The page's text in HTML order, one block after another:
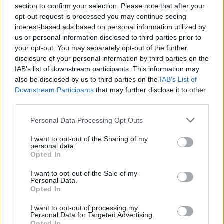
section to confirm your selection. Please note that after your
opt-out request is processed you may continue seeing
interest-based ads based on personal information utilized by
us or personal information disclosed to third parties prior to
your opt-out. You may separately opt-out of the further
disclosure of your personal information by third parties on the
IAB’s list of downstream participants. This information may
also be disclosed by us to third parties on the IAB’s List of
Downstream Participants that may further disclose it to other
Personal Data Processing Opt Outs
I want to opt-out of the Sharing of my
personal data.
Opted In
I want to opt-out of the Sale of my
Personal Data.
Opted In
I want to opt-out of processing my
Personal Data for Targeted Advertising.
137 svar
Senaste inlägget av16vt4m för 17 timmar sedaniProjekt
Vw 1956 oval prosjekt 11 svar
Senaste inlägget avjarleb för 20 timmar sedaniProjekt
Volvo 245 ?Turbo?
Senaste inlägget avMarurb1 onsdag 23:42 iProjekt
Renovering av en Honda Civic Aerodeck
VTi
Senaste inlägget avXebers76 onsdag 20:48
Nyaste forumtrådarna
ID 4 vs XC 40 ?
hybridbilar
Ni som kör HEV eller PHEV ? är ni nöjda?
Senaste inlägget av kaykay för 6 timmar sedan Projekt